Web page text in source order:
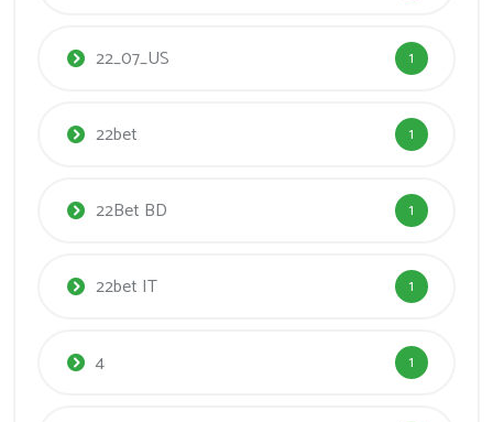
22_07_US 1
22bet 1
22Bet BD 1
22bet IT 1
4 1